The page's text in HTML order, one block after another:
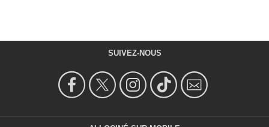
SUIVEZ-NOUS